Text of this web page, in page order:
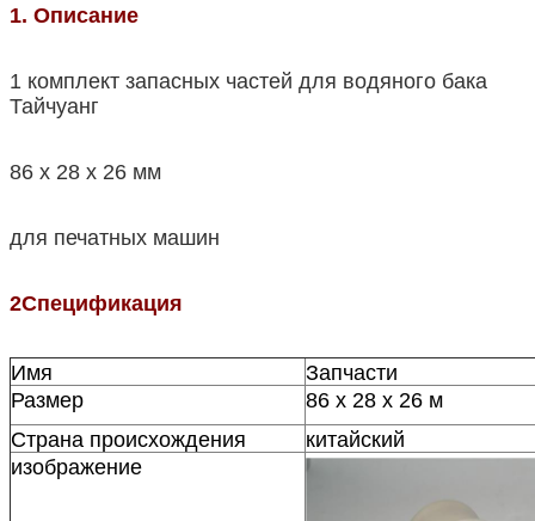
1. Описание
1 комплект запасных частей для водяного бака
Тайчуанг
86 x 28 x 26 мм
для печатных машин
2Спецификация
Имя
Запчасти
Размер
86 х 28 х 26 м
Страна происхождения
китайский
изображение